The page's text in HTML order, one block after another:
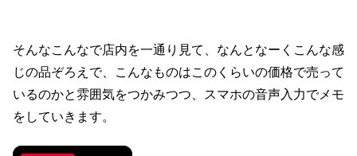
そんなこんなで店内を一通り見て、なんとなーくこんな感
じの品ぞろえで、こんなものはこのくらいの価格で売って
いるのかと雰囲気をつかみつつ、スマホの音声入力でメモ
をしていきます。